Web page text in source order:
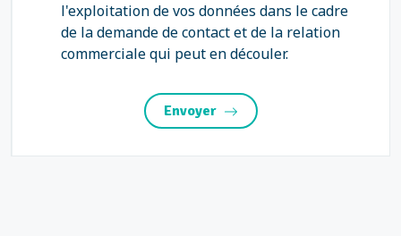
l'exploitation de vos données dans le cadre
de la demande de contact et de la relation
commerciale qui peut en découler.
Envoyer